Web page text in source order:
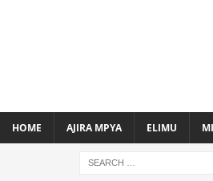
HOME AJIRA MPYA ELIMU